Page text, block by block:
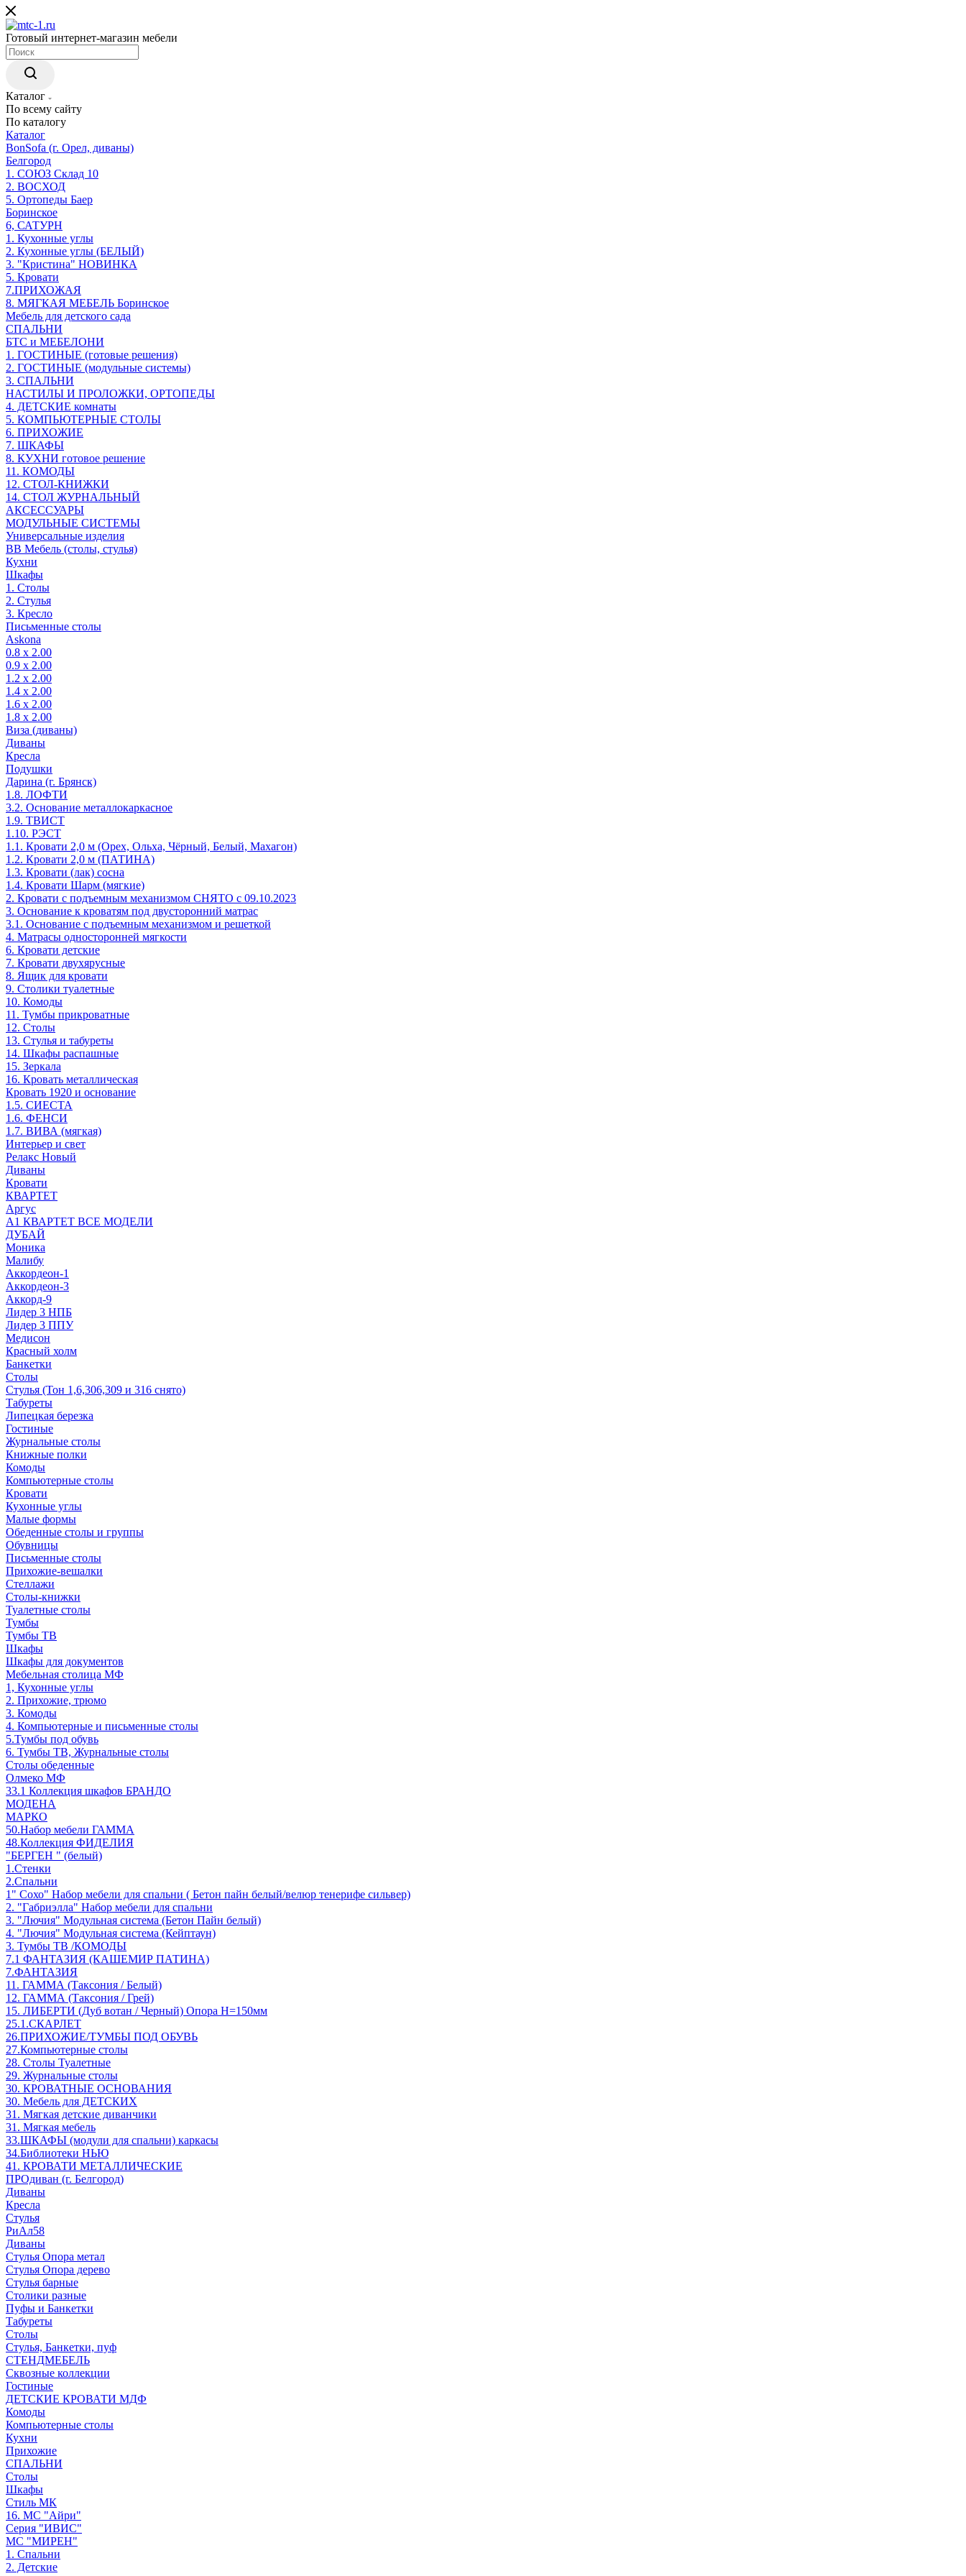
Готовый интернет-магазин мебели
Каталог
По всему сайту
По каталогу
Каталог
BonSofa (г. Орел, диваны)
Белгород
1. СОЮЗ Склад 10
2. ВОСХОД
5. Ортопеды Баер
Боринское
6, САТУРН
1. Кухонные углы
2. Кухонные углы (БЕЛЫЙ)
3. "Кристина" НОВИНКА
5. Кровати
7.ПРИХОЖАЯ
8. МЯГКАЯ МЕБЕЛЬ Боринское
Мебель для детского сада
СПАЛЬНИ
БТС и МЕБЕЛОНИ
1. ГОСТИНЫЕ (готовые решения)
2. ГОСТИНЫЕ (модульные системы)
3. СПАЛЬНИ
НАСТИЛЫ И ПРОЛОЖКИ, ОРТОПЕДЫ
4. ДЕТСКИЕ комнаты
5. КОМПЬЮТЕРНЫЕ СТОЛЫ
6. ПРИХОЖИЕ
7. ШКАФЫ
8. КУХНИ готовое решение
11. КОМОДЫ
12. СТОЛ-КНИЖКИ
14. СТОЛ ЖУРНАЛЬНЫЙ
АКСЕССУАРЫ
МОДУЛЬНЫЕ СИСТЕМЫ
Универсальные изделия
ВВ Мебель (столы, стулья)
Кухни
Шкафы
1. Столы
2. Стулья
3. Кресло
Письменные столы
Askona
0.8 х 2.00
0.9 х 2.00
1.2 х 2.00
1.4 х 2.00
1.6 х 2.00
1.8 х 2.00
Виза (диваны)
Диваны
Кресла
Подушки
Дарина (г. Брянск)
1.8. ЛОФТИ
3.2. Основание металлокаркасное
1.9. ТВИСТ
1.10. РЭСТ
1.1. Кровати 2,0 м (Орех, Ольха, Чёрный, Белый, Махагон)
1.2. Кровати 2,0 м (ПАТИНА)
1.3. Кровати (лак) сосна
1.4. Кровати Шарм (мягкие)
2. Кровати с подъемным механизмом СНЯТО с 09.10.2023
3. Основание к кроватям под двусторонний матрас
3.1. Основание с подъемным механизмом и решеткой
4. Матрасы односторонней мягкости
6. Кровати детские
7. Кровати двухярусные
8. Ящик для кровати
9. Столики туалетные
10. Комоды
11. Тумбы прикроватные
12. Столы
13. Стулья и табуреты
14. Шкафы распашные
15. Зеркала
16. Кровать металлическая
Кровать 1920 и основание
1.5. СИЕСТА
1.6. ФЕНСИ
1.7. ВИВА (мягкая)
Интерьер и свет
Релакс Новый
Диваны
Кровати
КВАРТЕТ
Аргус
А1 КВАРТЕТ ВСЕ МОДЕЛИ
ДУБАЙ
Моника
Малибу
Аккордеон-1
Аккордеон-3
Аккорд-9
Лидер 3 НПБ
Лидер 3 ППУ
Медисон
Красный холм
Банкетки
Столы
Стулья (Тон 1,6,306,309 и 316 снято)
Табуреты
Липецкая березка
Гостиные
Журнальные столы
Книжные полки
Комоды
Компьютерные столы
Кровати
Кухонные углы
Малые формы
Обеденные столы и группы
Обувницы
Письменные столы
Прихожие-вешалки
Стеллажи
Столы-книжки
Туалетные столы
Тумбы
Тумбы ТВ
Шкафы
Шкафы для документов
Мебельная столица МФ
1, Кухонные углы
2. Прихожие, трюмо
3. Комоды
4. Компьютерные и письменные столы
5.Тумбы под обувь
6. Тумбы ТВ, Журнальные столы
Столы обеденные
Олмеко МФ
33.1 Коллекция шкафов БРАНДО
МОДЕНА
МАРКО
50.Набор мебели ГАММА
48.Коллекция ФИДЕЛИЯ
"БЕРГЕН " (белый)
1.Стенки
2.Спальни
1" Сохо" Набор мебели для спальни ( Бетон пайн белый/велюр тенерифе сильвер)
2. "Габриэлла" Набор мебели для спальни
3. "Лючия" Модульная система (Бетон Пайн белый)
4. "Лючия" Модульная система (Кейптаун)
3. Тумбы ТВ /КОМОДЫ
7.1 ФАНТАЗИЯ (КАШЕМИР ПАТИНА)
7.ФАНТАЗИЯ
11. ГАММА (Таксония / Белый)
12. ГАММА (Таксония / Грей)
15. ЛИБЕРТИ (Дуб вотан / Черный) Опора Н=150мм
25.1.СКАРЛЕТ
26.ПРИХОЖИЕ/ТУМБЫ ПОД ОБУВЬ
27.Компьютерные столы
28. Столы Туалетные
29. Журнальные столы
30. КРОВАТНЫЕ ОСНОВАНИЯ
30. Мебель для ДЕТСКИХ
31. Мягкая детские диванчики
31. Мягкая мебель
33.ШКАФЫ (модули для спальни) каркасы
34.Библиотеки НЬЮ
41. КРОВАТИ МЕТАЛЛИЧЕСКИЕ
ПРОдиван (г. Белгород)
Диваны
Кресла
Стулья
РиАл58
Диваны
Стулья Опора метал
Стулья Опора дерево
Стулья барные
Столики разные
Пуфы и Банкетки
Табуреты
Столы
Стулья, Банкетки, пуф
СТЕНДМЕБЕЛЬ
Сквозные коллекции
Гостиные
ДЕТСКИЕ КРОВАТИ МДФ
Комоды
Компьютерные столы
Кухни
Прихожие
СПАЛЬНИ
Столы
Шкафы
Стиль МК
16. МС "Айри"
Серия "ИВИС"
МС "МИРЕН"
1. Спальни
2. Детские